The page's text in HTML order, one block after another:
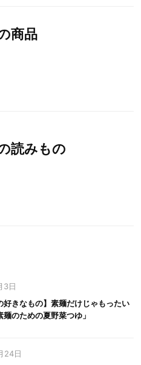
商品
読みもの
3日
好きなもの】素麺だけじゃもったい
麺のための夏野菜つゆ」
24日